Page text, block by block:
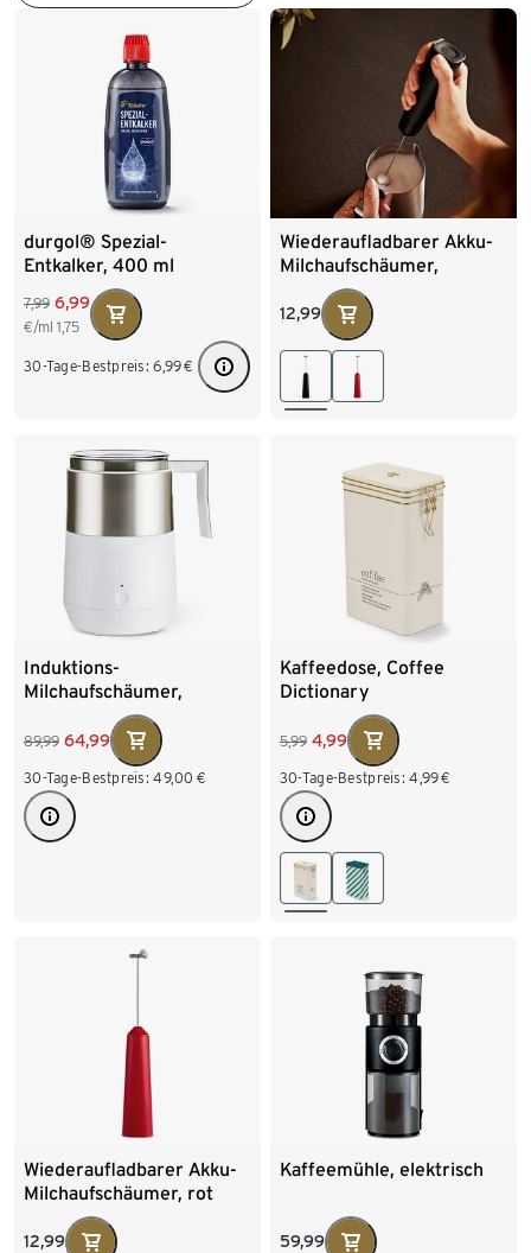
durgol® Spezial-
Entkalker, 400 ml
7,99 6,99
€/ml 1,75
30-Tage-Bestpreis: 6,99€
Wiederaufladbarer Akku-
Milchaufschäumer,
schwarz
12,99
Induktions-
Milchaufschäumer,
89,99 64,99
30-Tage-Bestpreis: 49,00 €
Kaffeedose, Coffee
Dictionary
5,99 4,99
30-Tage-Bestpreis: 4,99€
Wiederaufladbarer Akku-
Milchaufschäumer, rot
12,99
Kaffeemühle, elektrisch
59,99